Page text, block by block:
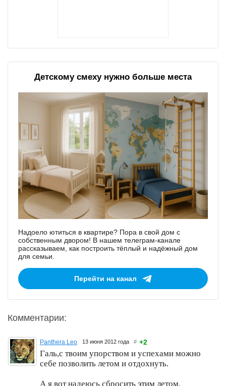
Детскому смеху нужно больше места
Надоело ютиться в квартире? Пора в свой дом с
собственным двором! В нашем телеграм-канале
рассказываем, как построить тёплый и надёжный дом
для семьи.
Перейти на канал
Комментарии:
Panthera Leo 13 июня 2012 года # +2
Галь,с твоим упорством и успехами можно
себе позволить летом и отдохнуть.
А я вот надеюсь сбросить этим летом.